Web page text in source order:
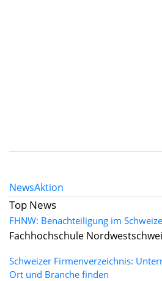
NewsAktion
Top News
FHNW: Benachteiligung im
Fachhochschule
Schweizer Firmenverzeichnis:
Ort und Branche finden